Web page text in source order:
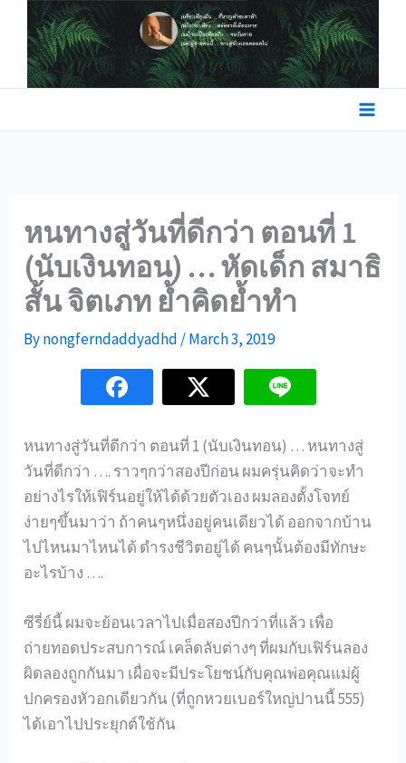
content
หนทางสู่วันที่ดีกว่า ตอนที่ 1
(นับเงินทอน) … หัดเด็ก สมาธิ
สั้น จิตเภท ย้ำคิดย้ำทำ
Bynongferndaddyadhd /March 3, 2019
หนทางสู่วันที่ดีกว่า ตอนที่ 1 (นับเงินทอน) … หนทางสู่
วันที่ดีกว่า …. ราวๆกว่าสองปีก่อน ผมครุ่นคิดว่าจะทำ
อย่างไรให้เฟิร์นอยู่ให้ได้ด้วยตัวเอง ผมลองตั้งโจทย์
ง่ายๆขึ้นมาว่า ถ้าคนๆหนึ่งอยู่คนเดียวได้ ออกจากบ้าน
ไปไหนมาไหนได้ ดำรงชีวิตอยู่ได้ คนๆนั้นต้องมีทักษะ
อะไรบ้าง ….
ซีรี่ย์นี้ ผมจะย้อนเวลาไปเมื่อสองปีกว่าที่แล้ว เพื่อ
ถ่ายทอดประสบการณ์ เคล็ดลับต่างๆ ที่ผมกับเฟิร์นลอง
ผิดลองถูกกันมา เผื่อจะมีประโยชน์กับคุณพ่อคุณแม่ผู้
ปกครองหัวอกเดียวกัน (ที่ถูกหวยเบอร์ใหญ่ปานนี้ 555)
ได้เอาไปประยุกต์ใช้กัน